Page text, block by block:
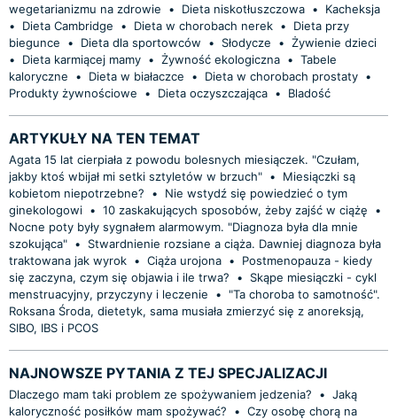
wegetarianizmu na zdrowie
• Dieta niskotłuszczowa •
Kacheksja
•
Dieta Cambridge • Dieta w chorobach nerek •
Dieta przy
biegunce
• Dieta dla sportowców • Słodycze • Żywienie dzieci
•
Dieta karmiącej mamy • Żywność ekologiczna • Tabele
kaloryczne
• Dieta w białaczce • Dieta w chorobach prostaty •
Produkty żywnościowe
• Dieta oczyszczająca • Bladość
ARTYKUŁY NA TEN TEMAT
Agata 15 lat cierpiała z powodu bolesnych miesiączek. "Czułam,
jakby ktoś wbijał mi setki sztyletów w brzuch" •
Miesiączki są
kobietom niepotrzebne?
•
Nie wstydź się powiedzieć o tym
ginekologowi • 10 zaskakujących sposobów, żeby zajść w ciążę
•
Nocne poty były sygnałem alarmowym. "Diagnoza była dla mnie
szokująca" •
Stwardnienie rozsiane a ciąża. Dawniej diagnoza była
traktowana jak wyrok • Ciąża urojona •
Postmenopauza - kiedy
się zaczyna, czym się objawia i ile trwa?
•
Skąpe miesiączki - cykl
menstruacyjny, przyczyny i leczenie
•
"Ta choroba to samotność".
Roksana Środa, dietetyk, sama musiała zmierzyć się z anoreksją,
SIBO, IBS i PCOS
NAJNOWSZE PYTANIA Z TEJ SPECJALIZACJI
Dlaczego mam taki problem ze spożywaniem jedzenia? • Jaką
kaloryczność posiłków mam spożywać?
• Czy osobę chorą na